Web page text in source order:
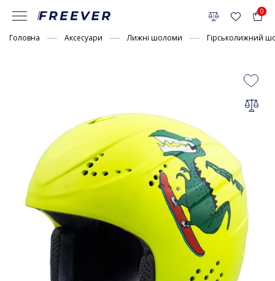
0
Головна Аксесуари Лижні шоломи Гірськолижний